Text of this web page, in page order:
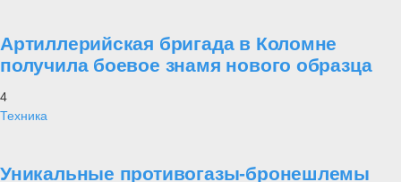
Артиллерийская бригада в Коломне
получила боевое знамя нового образца
4
Техника
Уникальные противогазы-бронешлемы